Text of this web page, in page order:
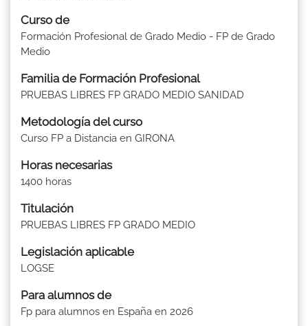
Curso de
Formación Profesional de Grado Medio - FP de Grado
Medio
Familia de Formación Profesional
PRUEBAS LIBRES FP GRADO MEDIO SANIDAD
Metodología del curso
Curso FP a Distancia en GIRONA
Horas necesarias
1400 horas
Titulación
PRUEBAS LIBRES FP GRADO MEDIO
Legislación aplicable
LOGSE
Para alumnos de
Fp para alumnos en España en 2026